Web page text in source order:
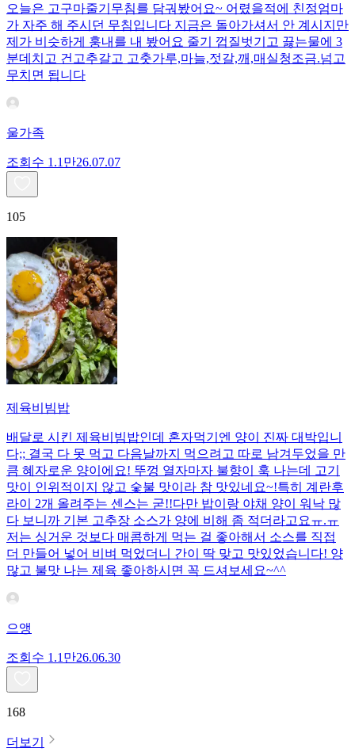
오늘은 고구마줄기무침를 담궈봤어요~ 어렸을적에 친정엄마
가 자주 해 주시던 무침입니다 지금은 돌아가셔서 안 계시지만
제가 비슷하게 훙내를 내 봤어요 줄기 껍질벗기고 끓는물에 3
분데치고 건고추갈고 고춧가루,마늘,젓갈,깨,매실청조금.넘고
무치면 됩니다
울가족
조회수 1.1만26.07.07
105
제육비빔밥
배달로 시킨 제육비빔밥인데 혼자먹기엔 양이 진짜 대박입니
다;; 결국 다 못 먹고 다음날까지 먹으려고 따로 남겨두었을 만
큼 혜자로운 양이에요! 뚜껑 열자마자 불향이 훅 나는데 고기
맛이 인위적이지 않고 숯불 맛이라 참 맛있네요~!특히 계란후
라이 2개 올려주는 센스는 굳!! ​다만 밥이랑 야채 양이 워낙 많
다 보니까 기본 고추장 소스가 양에 비해 좀 적더라고요ㅠ.ㅠ
저는 싱거운 것보다 매콤하게 먹는 걸 좋아해서 소스를 직접
더 만들어 넣어 비벼 먹었더니 간이 딱 맞고 맛있었습니다! 양
많고 불맛 나는 제육 좋아하시면 꼭 드셔보세요~^^
으앵
조회수 1.1만26.06.30
168
더보기